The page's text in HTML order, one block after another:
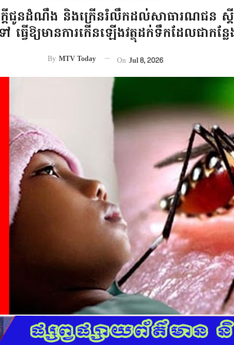
ជូនដំណឹង និងក្រើនរំលឹកដល់សាធារណជន ស្ដីពី
វើឱ្យមានការកើនឡើងវត្ថុដក់ទឹកដែលជាកន្ល
By MTV Today On Jul 8, 2026